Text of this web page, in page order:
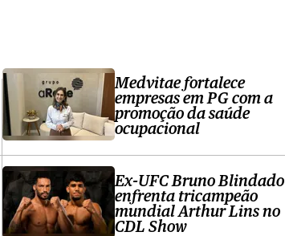
Medvitae fortalece
empresas em PG com a
promoção da saúde
ocupacional
Ex-UFC Bruno Blindado
enfrenta tricampeão
mundial Arthur Lins no
CDL Show